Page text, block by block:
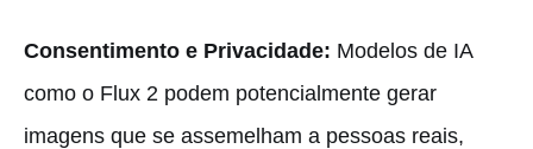
Consentimento e Privacidade: Modelos de IA
como o Flux 2 podem potencialmente gerar
imagens que se assemelham a pessoas reais,